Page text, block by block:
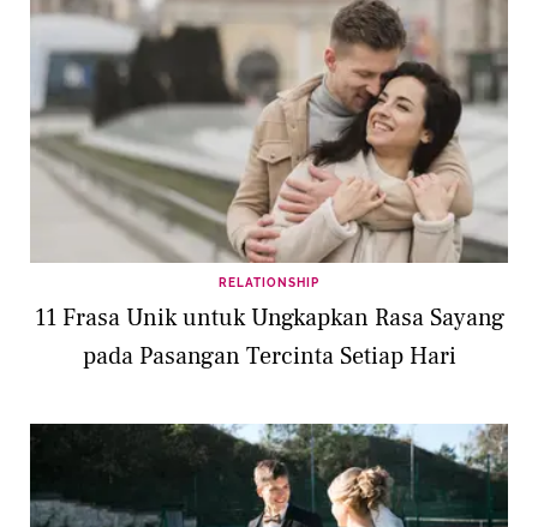
RELATIONSHIP
11 Frasa Unik untuk Ungkapkan Rasa Sayang
pada Pasangan Tercinta Setiap Hari